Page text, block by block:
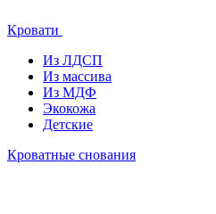
Кровати
Из ЛДСП
Из массива
Из МДФ
Экокожа
Детские
Кроватные снования